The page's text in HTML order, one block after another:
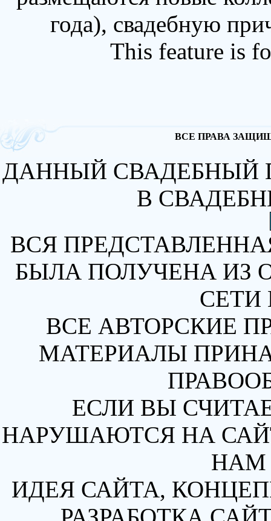
года), свадебную
This feature is
ВСЕ ПРАВА
ДАННЫЙ СВАДЕБНЫЙ
В
ВСЯ
БЫЛА ПОЛУЧЕНА ИЗ
СЕТИ
ВСЕ АВТОРСКИЕ
МАТЕРИАЛЫ
ЕСЛИ ВЫ
НАРУШАЮТСЯ НА
НАМ
ИДЕЯ САЙТА,